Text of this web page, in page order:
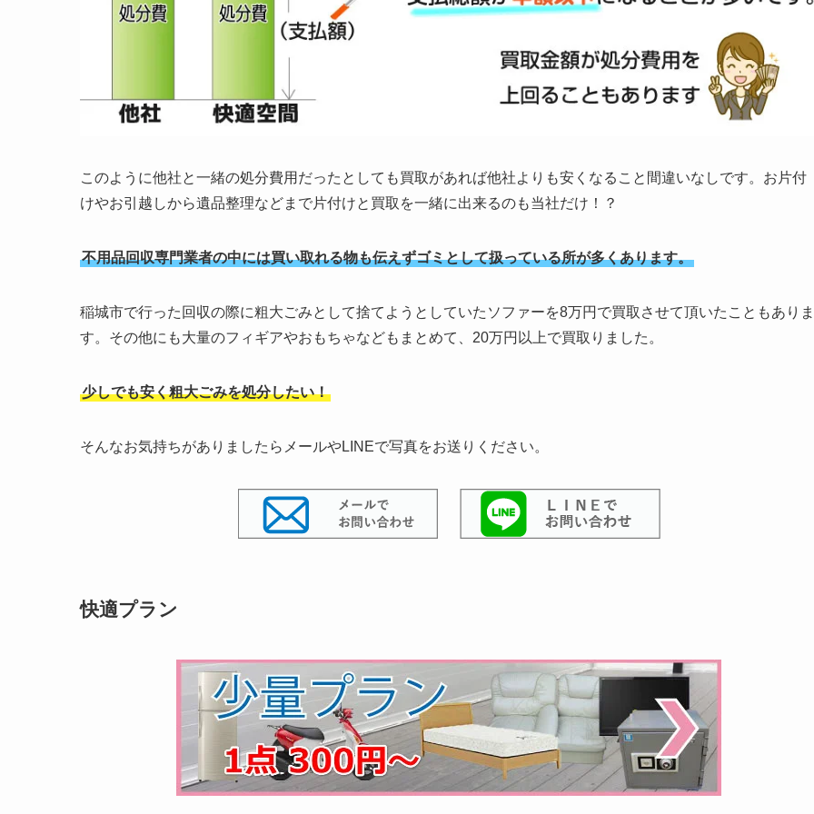
このように他社と一緒の処分費用だったとしても買取があれば他社よりも安くなること間違いなしです。お片付
けやお引越しから遺品整理などまで片付けと買取を一緒に出来るのも当社だけ！？
不用品回収専門業者の中には買い取れる物も伝えずゴミとして扱っている所が多くあります。
稲城市で行った回収の際に粗大ごみとして捨てようとしていたソファーを8万円で買取させて頂いたこともありま
す。その他にも大量のフィギアやおもちゃなどもまとめて、20万円以上で買取りました。
少しでも安く粗大ごみを処分したい！
そんなお気持ちがありましたらメールやLINEで写真をお送りください。
快適プラン